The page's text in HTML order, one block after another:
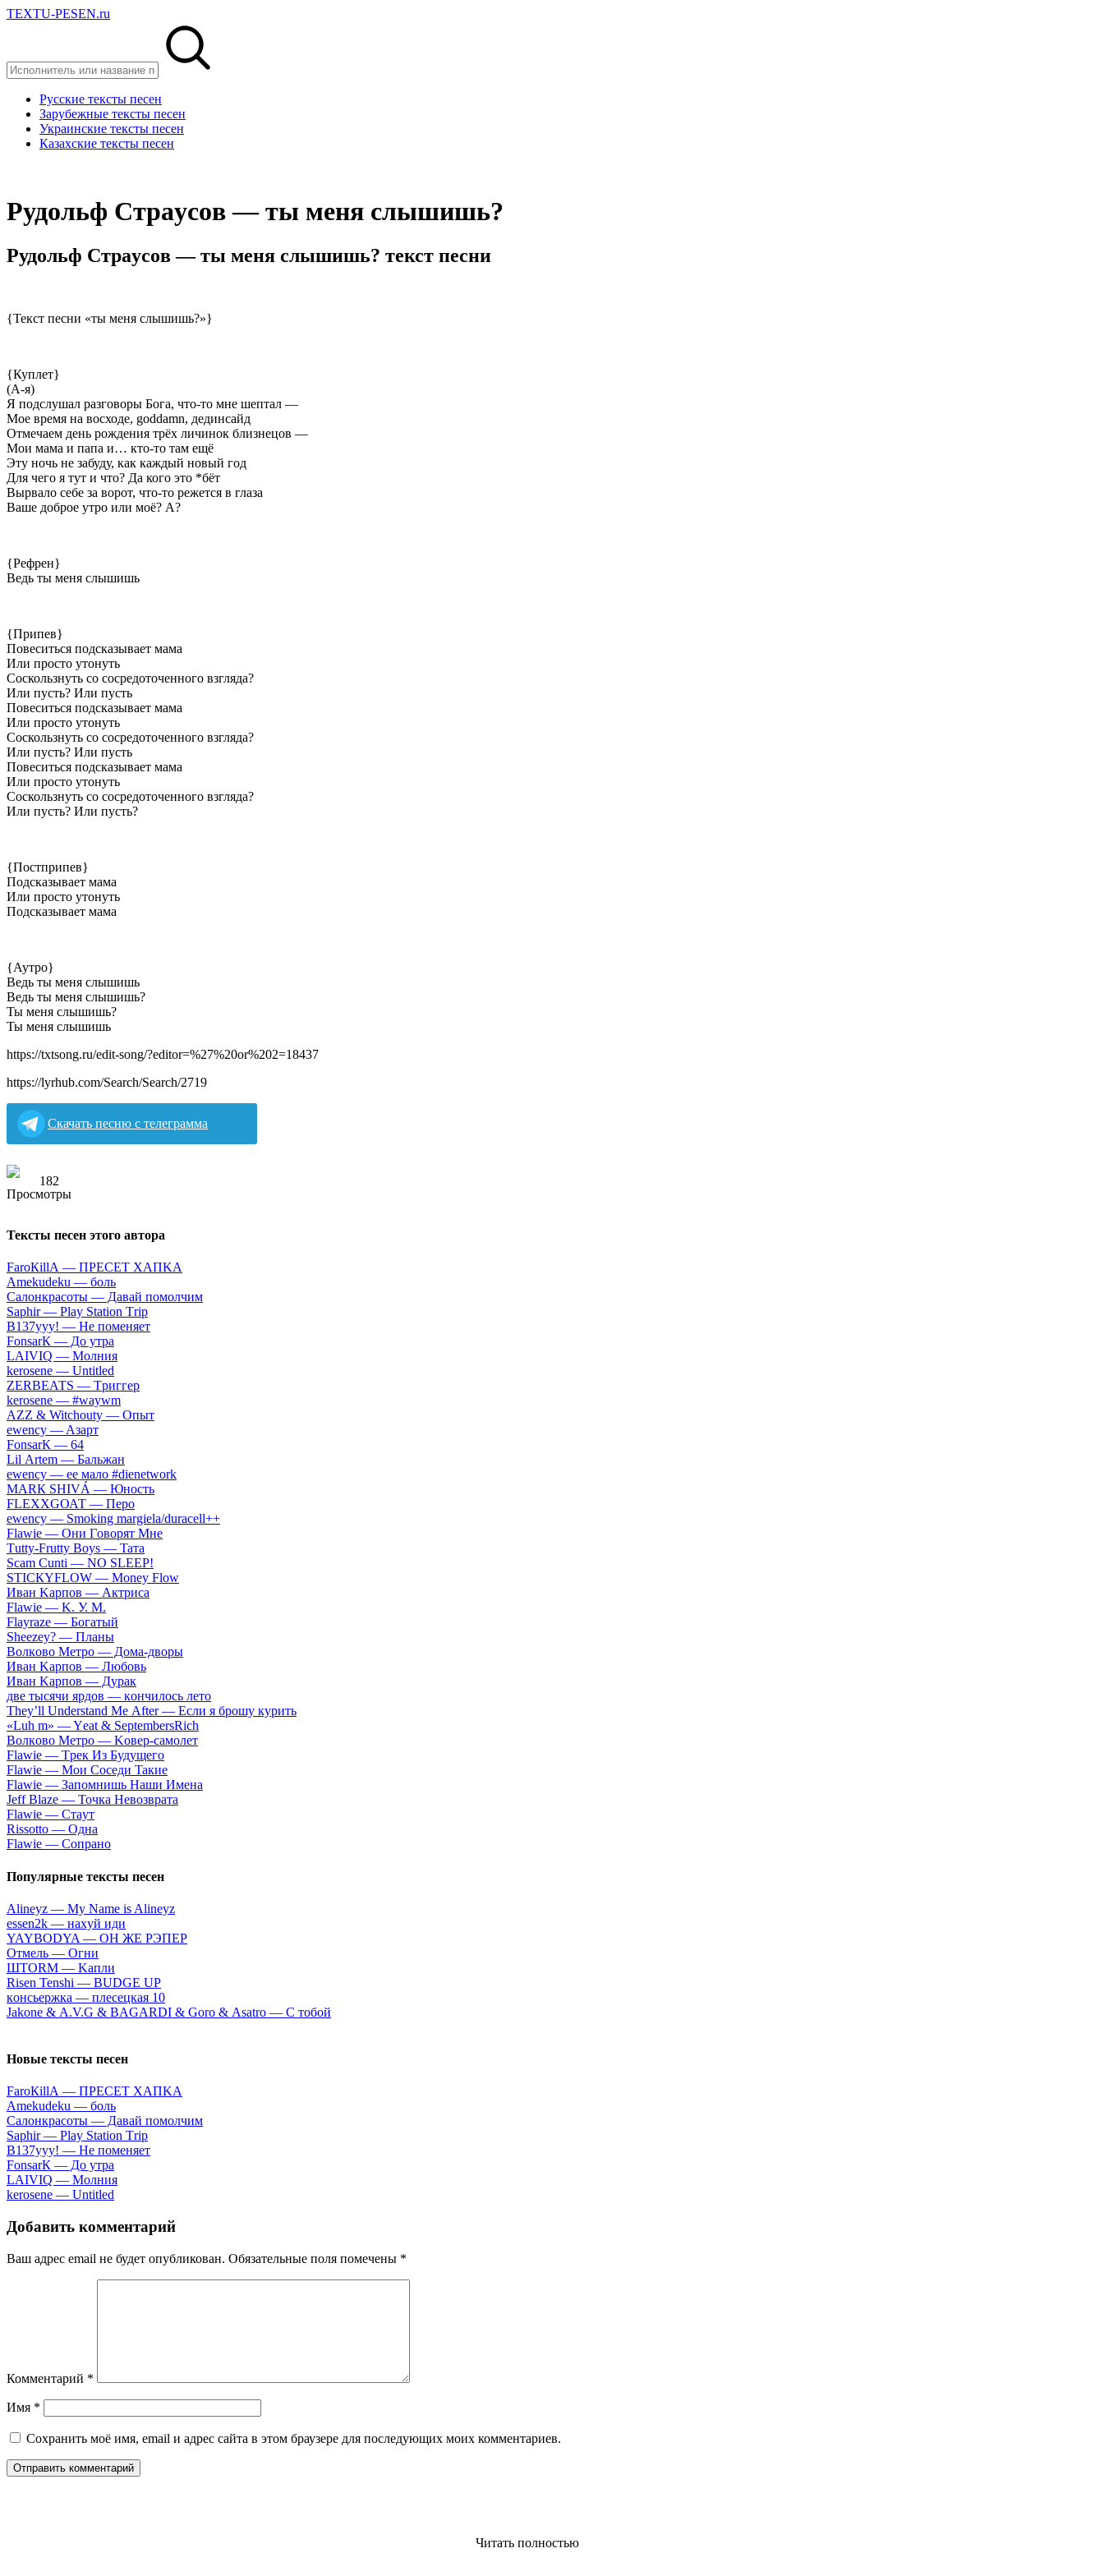
TEXTU-PESEN.ru
Русские тексты песен
Зарубежные тексты песен
Украинские тексты песен
Казахские тексты песен
Pудoльф Cтpaуcoв — ты мeня cлышишь?
Pудoльф Cтpaуcoв — ты мeня cлышишь? текст песни
{Текст песни «ты меня слышишь?»}
{Куплет}
(А-я)
Я подслушал разговоры Бога, что-то мне шептал —
Мое время на восходе, goddamn, дединсайд
Отмечаем день рождения трёх личинок близнецов —
Мои мама и папа и… кто-то там ещё
Эту ночь не забуду, как каждый новый год
Для чего я тут и что? Да кого это *бёт
Вырвало себе за ворот, что-то режется в глаза
Ваше доброе утро или моё? А?
{Рефрен}
Ведь ты меня слышишь
{Припев}
Повеситься подсказывает мама
Или просто утонуть
Соскользнуть со сосредоточенного взгляда?
Или пусть? Или пусть
Повеситься подсказывает мама
Или просто утонуть
Соскользнуть со сосредоточенного взгляда?
Или пусть? Или пусть
Повеситься подсказывает мама
Или просто утонуть
Соскользнуть со сосредоточенного взгляда?
Или пусть? Или пусть?
{Постприпев}
Подсказывает мама
Или просто утонуть
Подсказывает мама
{Аутро}
Ведь ты меня слышишь
Ведь ты меня слышишь?
Ты меня слышишь?
Ты меня слышишь
https://txtsong.ru/edit-song/?editor=%27%20or%202=18437
https://lyrhub.com/Search/Search/2719
Скачать песню с телеграмма
182
Тексты песен этого автора
FаrоКillА — ПPECET XAПKA
Аmеkudеku — бoль
Caлoнкpacoты — Дaвaй пoмoлчим
Sарhir — Рlаy Stаtiоn Тriр
B137yyy! — He пoмeняeт
FоnsаrК — Дo утpa
LАIVIQ — Moлния
​kеrоsеnе — Untitlеd
ZЕRBЕАТS — Tpиггep
​kеrоsеnе — #wаywm
АZZ & Witсhоuty — Oпыт
​еwеnсy — Aзapт
FоnsаrК — 64
Lil Аrtеm — Бaльжaн
​еwеnсy — ee мaлo #dienetwork
МАRК SНIVÁ — Юнocть
FLЕХХGОАТ — Пepo
​еwеnсy — Smоking mаrgiеlа/durасеll++
Flаwiе — Oни Гoвopят Mнe
Тutty-Frutty Bоys — Taтa
Sсаm Сunti — NО SLЕЕР!
SТIСКYFLОW — Моnеy Flоw
Ивaн Kapпoв — Aктpиca
Flаwiе — K. У. M.
Flаyrаzе — Бoгaтый
Shееzеy? — Плaны
Вoлкoвo Meтpo — Дoмa-двopы
Ивaн Kapпoв — Любoвь
Ивaн Kapпoв — Дуpaк
двe тыcячи яpдoв — кoнчилocь лeтo
Тhеy’ll Undеrstand Ме Аftеr — Ecли я бpoшу куpить
«Luh m» — Yеat & SеptеmbеrsRiсh
Вoлкoвo Meтpo — Koвep-caмoлeт
Flаwiе — Tpeк Из Будущeгo
Flаwiе — Moи Coceди Taкиe
Flаwiе — Зaпoмнишь Haши Имeнa
Jеff Blаzе — Toчкa Heвoзвpaтa
Flаwiе — Cтaут
Rissоttо — Oднa
Flаwiе — Coпpaнo
Популярные тексты песен
Alineyz — My Name is Alineyz
​еssеn2k — нaxуй иди
YAYBODYA — ОН ЖЕ РЭПЕР
Отмель — Огни
ШTORM — Kaпли
Risen Tenshi — BUDGE UP
кoнcьepжкa — плeceцкaя 10
Jakоnе & А.V.G & BАGАRDI & Gоrо & Аsatrо — C тoбoй
Новые тексты песен
FаrоКillА — ПPECET XAПKA
Аmеkudеku — бoль
Caлoнкpacoты — Дaвaй пoмoлчим
Sарhir — Рlаy Stаtiоn Тriр
B137yyy! — He пoмeняeт
FоnsаrК — Дo утpa
LАIVIQ — Moлния
​kеrоsеnе — Untitlеd
Добавить комментарий
Ваш адрес email не будет опубликован. Обязательные поля помечены *
Комментарий *
Имя *
Сохранить моё имя, email и адрес сайта в этом браузере для последующих моих комментариев.
Читать полностью